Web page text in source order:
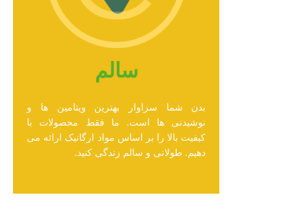
سالم
بدن شما سزاوار بهترین ویتامین ها و
نوشیدنی ها است. ما فقط محصولات با
کیفیت بالا را بر اساس مواد ارگانیک ارائه می
دهیم. طولانی و سالم زندگی کنید.